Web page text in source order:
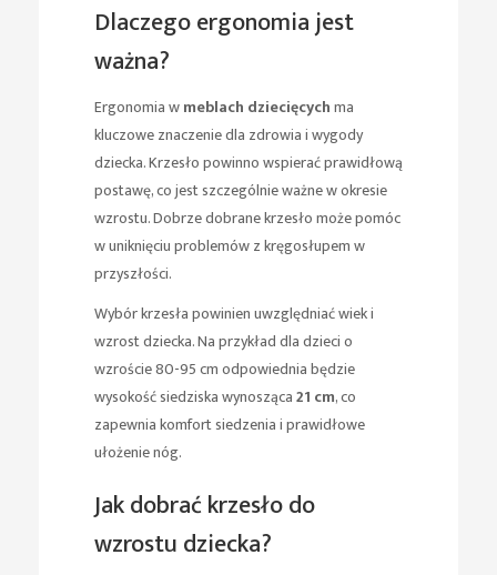
Dlaczego ergonomia jest
ważna?
Ergonomia wmeblach dziecięcychma
kluczowe znaczenie dla zdrowia i wygody
dziecka. Krzesło powinno wspierać prawidłową
postawę, co jest szczególnie ważne w okresie
wzrostu. Dobrze dobrane krzesło może pomóc
w uniknięciu problemów z kręgosłupem w
przyszłości.
Wybór krzesła powinien uwzględniać wiek i
wzrost dziecka. Na przykład dla dzieci o
wzroście 80-95 cm odpowiednia będzie
wysokość siedziska wynosząca21 cm, co
zapewnia komfort siedzenia i prawidłowe
ułożenie nóg.
Jak dobrać krzesło do
wzrostu dziecka?